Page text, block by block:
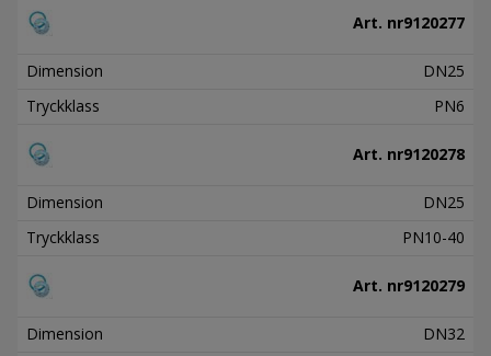
Art. nr9120277
Dimension
DN25
Tryckklass
PN6
Art. nr9120278
Dimension
DN25
Tryckklass
PN10-40
Art. nr9120279
Dimension
DN32